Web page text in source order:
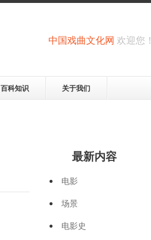
中国戏曲文化网 欢迎您！
百科知识 关于我们
最新内容
电影
场景
电影史